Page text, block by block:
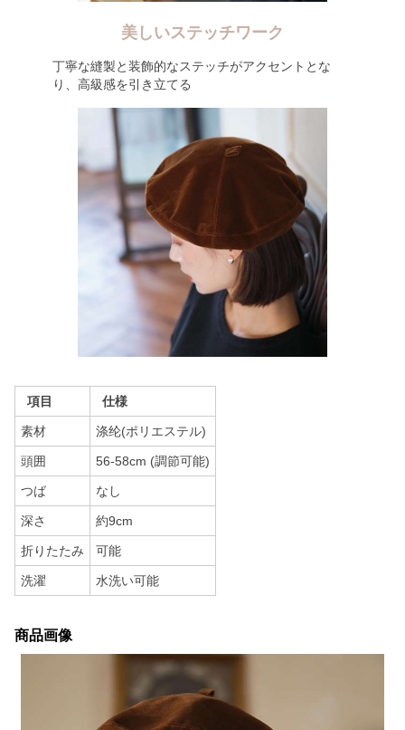
美しいステッチワーク
丁寧な縫製と装飾的なステッチがアクセントとな
り、高級感を引き立てる
項目 仕様
素材 涤纶(ポリエステル)
頭囲 56-58cm (調節可能)
つば なし
深さ 約9cm
折りたたみ 可能
洗濯 水洗い可能
商品画像